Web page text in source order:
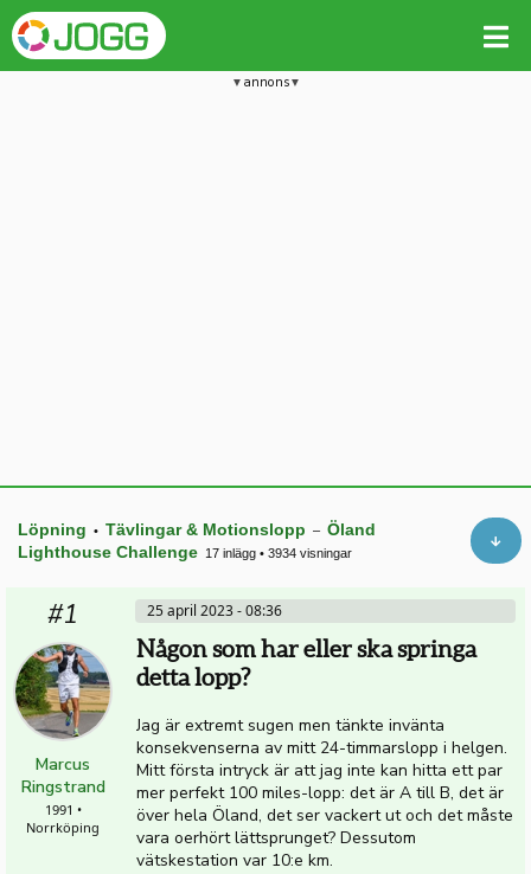
annons
Löpning • Tävlingar & Motionslopp – Öland
Lighthouse Challenge 17 inlägg • 3934 visningar
#1
Marcus
Ringstrand
1991 •
Norrköping
25 april 2023 - 08:36
Någon som har eller ska springa
detta lopp?
Jag är extremt sugen men tänkte invänta
konsekvenserna av mitt 24-timmarslopp i helgen.
Mitt första intryck är att jag inte kan hitta ett par
mer perfekt 100 miles-lopp: det är A till B, det är
över hela Öland, det ser vackert ut och det måste
vara oerhört lättsprunget? Dessutom
vätskestation var 10:e km.